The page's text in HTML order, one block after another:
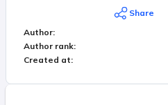
Share
Author:
Author rank:
Created at: